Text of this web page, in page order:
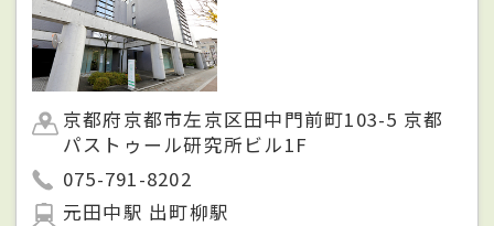
京都府京都市左京区田中門前町103-5 京都
パストゥール研究所ビル1F
075-791-8202
元田中駅 出町柳駅